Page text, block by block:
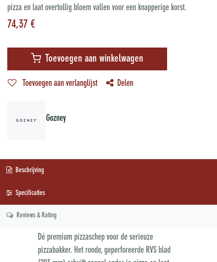
pizza en laat overtollig bloem vallen voor een knapperige korst.
74,37 €
Toevoegen aan winkelwagen
Toevoegen aan verlanglijst Delen
Gozney
Beschrijving
Specificaties
Reviews & Rating
Dé premium pizzaschep voor de serieuze
pizzabakker. Het ronde, geperforeerde RVS blad